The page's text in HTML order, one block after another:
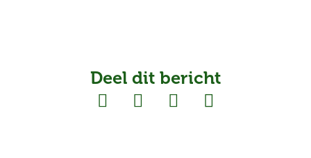
Deel dit bericht